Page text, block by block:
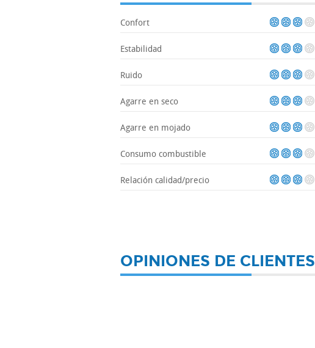
Confort
Estabilidad
Ruido
Agarre en seco
Agarre en mojado
Consumo combustible
Relación calidad/precio
OPINIONES DE CLIENTES